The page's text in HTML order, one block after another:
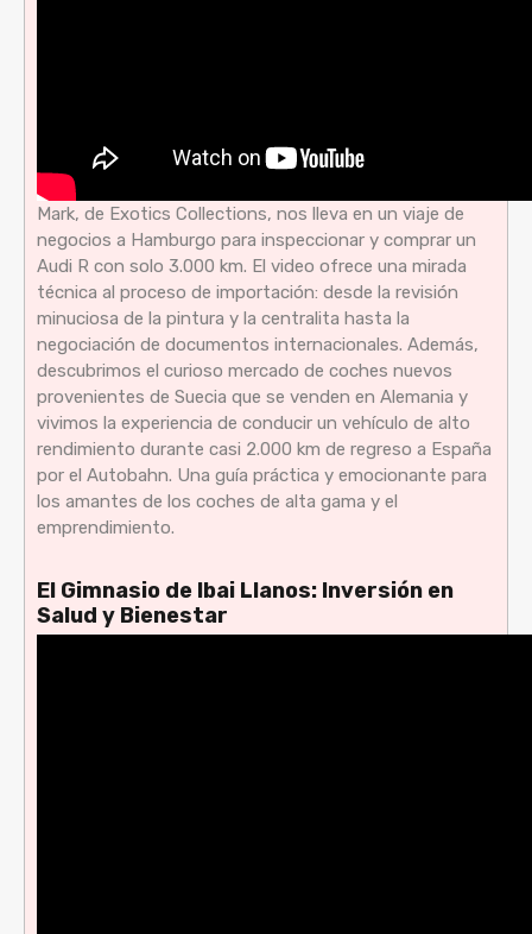
Mark, de Exotics Collections, nos lleva en un viaje de
negocios a Hamburgo para inspeccionar y comprar un
Audi R con solo 3.000 km. El video ofrece una mirada
técnica al proceso de importación: desde la revisión
minuciosa de la pintura y la centralita hasta la
negociación de documentos internacionales. Además,
descubrimos el curioso mercado de coches nuevos
provenientes de Suecia que se venden en Alemania y
vivimos la experiencia de conducir un vehículo de alto
rendimiento durante casi 2.000 km de regreso a España
por el Autobahn. Una guía práctica y emocionante para
los amantes de los coches de alta gama y el
emprendimiento.
El Gimnasio de Ibai Llanos: Inversión en
Salud y Bienestar